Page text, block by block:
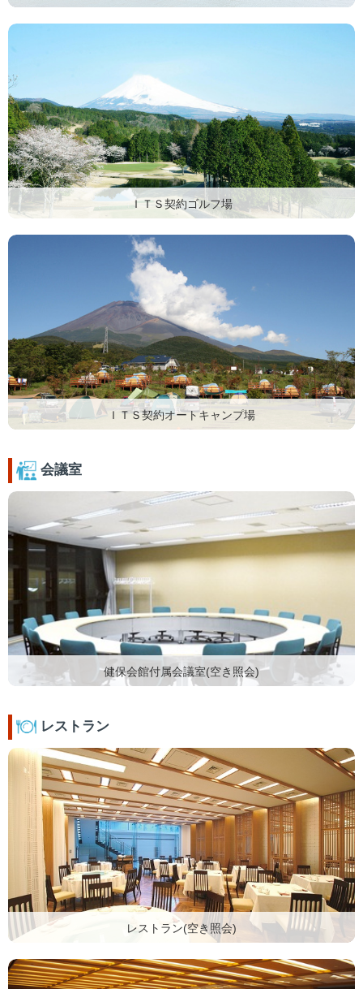
ＩＴＳ契約ゴルフ場
ＩＴＳ契約オートキャンプ場
会議室
健保会館付属会議室(空き照会)
レストラン
レストラン(空き照会)